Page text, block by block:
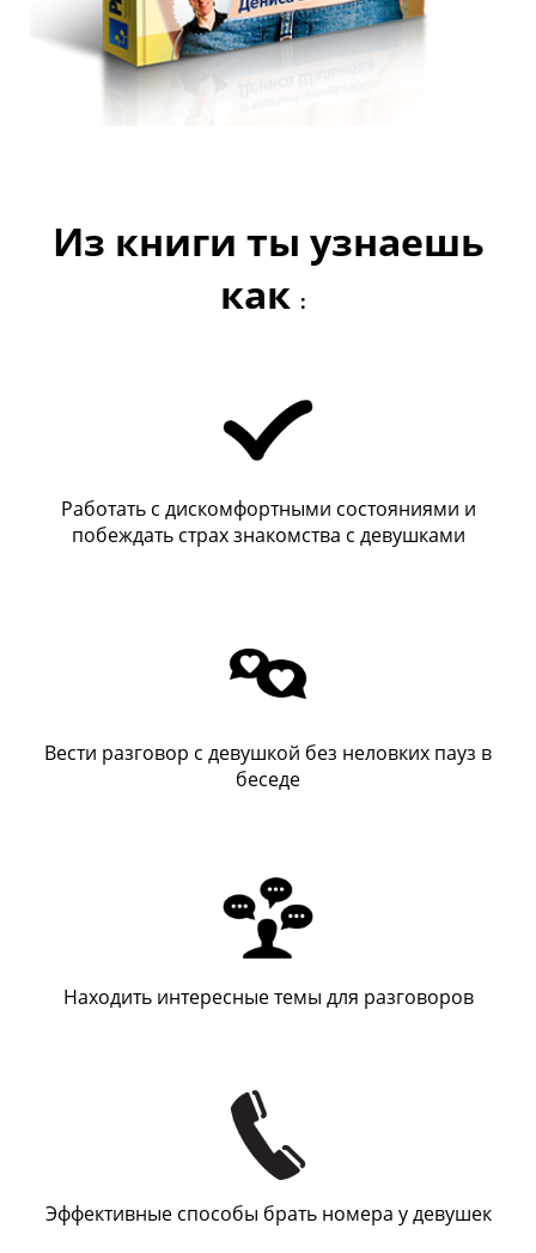
Из книги ты узнаешь
как :
Работать с дискомфортными состояниями и
побеждать страх знакомства с девушками
Вести разговор с девушкой без неловких пауз в
беседе
Находить интересные темы для разговоров
Эффективные способы брать номера у девушек